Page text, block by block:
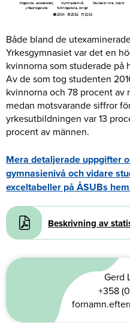
Både bland de
Yrkesgymnasiet var det en
kvinnorna som studerade på
Av de som tog studenten
kvinnorna och 78 procent av
medan motsvarande siffror
yrkesutbildningen var 13
procent av männen.
Mera detaljerade uppgifter
gymnasienivå och vidare
exceltabeller på ÅSUBs
Document
Beskrivning av
Gerd
+358